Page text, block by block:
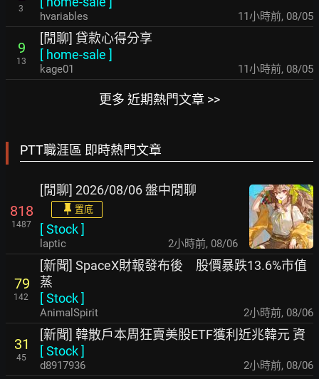
3
hvariables 11小時前, 08/05
9
13
[閒聊] 貸款心得分享
[ home-sale ]
kage01 11小時前, 08/05
更多 近期熱門文章 >>
PTT職涯區 即時熱門文章
818
1487
[閒聊] 2026/08/06 盤中閒聊
置底
[Stock]
laptic 2小時前, 08/06
79
142
[新聞] SpaceX財報發布後 股價暴跌13.6%市值
蒸
[Stock]
AnimalSpirit 2小時前, 08/06
31
45
[新聞] 韓散戶本周狂賣美股ETF獲利近兆韓元 資
[Stock]
d8917936 2小時前, 08/06